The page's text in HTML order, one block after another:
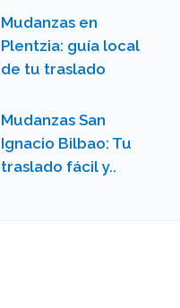
Mudanzas en
Plentzia: guía local
de tu traslado
Mudanzas San
Ignacio Bilbao: Tu
traslado fácil y..